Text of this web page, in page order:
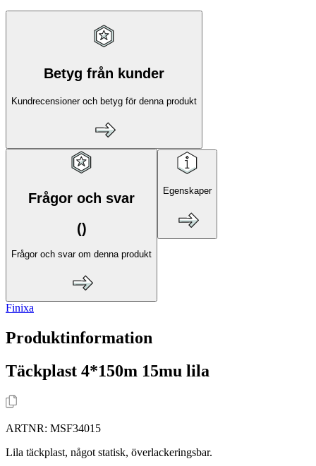
Betyg från kunder
Kundrecensioner och betyg för denna produkt
Frågor och svar
()
Frågor och svar om denna produkt
Egenskaper
Finixa
Produktinformation
Täckplast 4*150m 15mu lila
ARTNR: MSF34015
Lila täckplast, något statisk, överlackeringsbar.